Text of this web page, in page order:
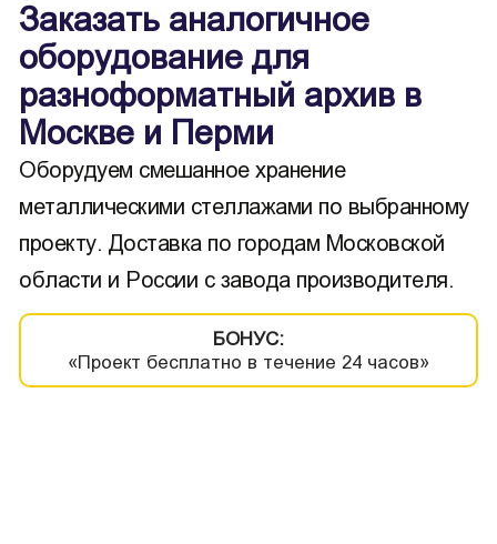
Заказать аналогичное
оборудование для
разноформатный архив в
Москве и Перми
Оборудуем смешанное хранение
металлическими стеллажами по выбранному
проекту. Доставка по городам Московской
области и России с завода производителя.
БОНУС:
«Проект бесплатно в течение 24 часов»